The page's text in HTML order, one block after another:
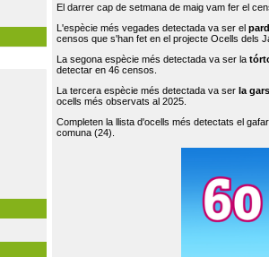
El darrer cap de setmana de maig vam fer el
L'espècie més vegades detectada va ser el
censos que s'han fet en el projecte Ocells dels
La segona espècie més detectada va ser la
detectar en 46 censos.
La tercera espècie més detectada va ser la
ocells més observats al 2025.
Completen la llista d'ocells més detectats el
comuna (24).